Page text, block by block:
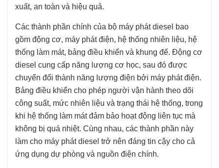
xuất, an toàn và hiệu quả.
Các thành phần chính của bộ máy phát diesel bao
gồm động cơ, máy phát điện, hệ thống nhiên liệu, hệ
thống làm mát, bảng điều khiển và khung đế. Động cơ
diesel cung cấp năng lượng cơ học, sau đó được
chuyển đổi thành năng lượng điện bởi máy phát điện.
Bảng điều khiển cho phép người vận hành theo dõi
công suất, mức nhiên liệu và trạng thái hệ thống, trong
khi hệ thống làm mát đảm bảo hoạt động liên tục mà
không bị quá nhiệt. Cùng nhau, các thành phần này
làm cho máy phát diesel trở nên đáng tin cậy cho cả
ứng dụng dự phòng và nguồn điện chính.